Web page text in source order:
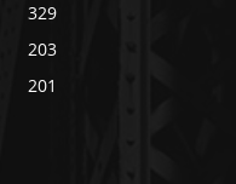
329
203
201